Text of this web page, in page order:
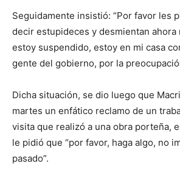
Seguidamente insistió: “Por favor les
decir estupideces y desmientan ahora
estoy suspendido, estoy en mi casa
gente del gobierno, por la
Dicha situación, se dio luego que
martes un enfático reclamo de un
visita que realizó a una obra porteña,
le pidió que “por favor, haga algo, no
pasado”.